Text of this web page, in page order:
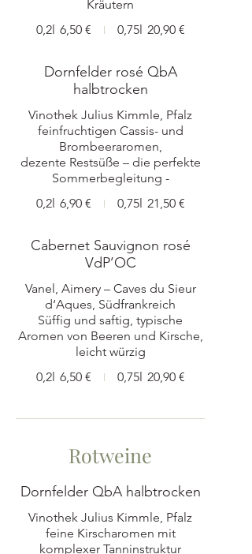
0,2l 6,50 € 0,75l 20,90 €
Dornfelder rosé QbA
halbtrocken
Vinothek Julius Kimmle, Pfalz
feinfruchtigen Cassis- und
Brombeeraromen,
dezente Restsüße – die perfekte
Sommerbegleitung -
0,2l 6,90 € 0,75l 21,50 €
Cabernet Sauvignon rosé
VdP’OC
Vanel, Aimery – Caves du Sieur
d‘Aques, Südfrankreich
Süffig und saftig, typische
Aromen von Beeren und Kirsche,
0,2l 6,50 € 0,75l 20,90 €
Rotweine
Dornfelder QbA halbtrocken
Vinothek Julius Kimmle, Pfalz
feine Kirscharomen mit